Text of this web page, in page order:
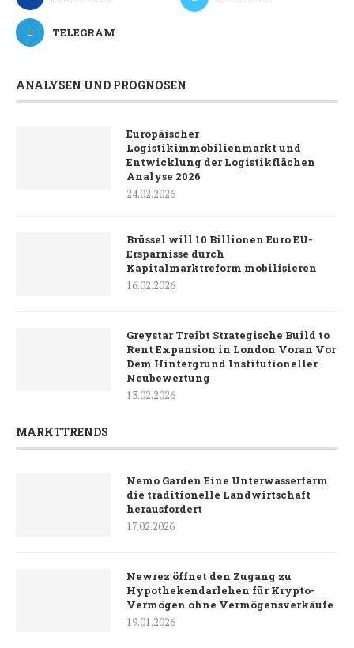
TELEGRAM
ANALYSEN UND PROGNOSEN
Europäischer
Logistikimmobilienmarkt und
Entwicklung der Logistikflächen
Analyse 2026
24.02.2026
Brüssel will 10 Billionen Euro EU-
Ersparnisse durch
Kapitalmarktreform mobilisieren
16.02.2026
Greystar Treibt Strategische Build to
Rent Expansion in London Voran Vor
Dem Hintergrund Institutioneller
Neubewertung
13.02.2026
MARKTTRENDS
Nemo Garden Eine Unterwasserfarm
die traditionelle Landwirtschaft
herausfordert
17.02.2026
Newrez öffnet den Zugang zu
Hypothekendarlehen für Krypto-
Vermögen ohne Vermögensverkäufe
19.01.2026